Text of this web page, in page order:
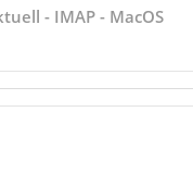
- IMAP - MacOS